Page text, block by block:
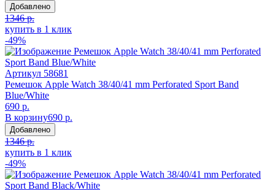
Добавлено
1346 р.
купить в 1 клик
-49%
Артикул 58681
Ремешок Apple Watch 38/40/41 mm Perforated Sport Band
Blue/White
690 р.
В корзину690 р.
Добавлено
1346 р.
купить в 1 клик
-49%